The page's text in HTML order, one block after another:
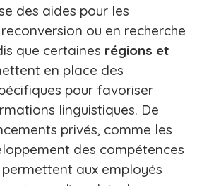
des aides pour les
ou en recherche
que certaines régions et
en place des
pour favoriser
linguistiques. De
privés, comme les
des compétences
aux employés